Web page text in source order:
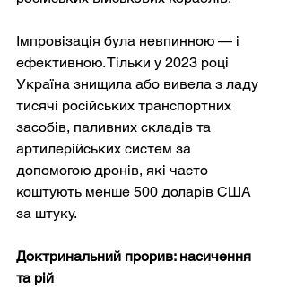
Імпровізація була невпинною — і
ефективною. Тільки у 2023 році
Україна знищила або вивела з ладу
тисячі російських транспортних
засобів, паливних складів та
артилерійських систем за
допомогою дронів, які часто
коштують менше 500 доларів США
за штуку.
Доктринальний прорив: насичення
та рій